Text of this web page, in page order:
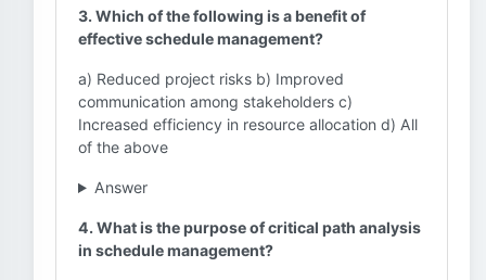
3. Which of the following is a benefit of
effective schedule management?
a) Reduced project risks b) Improved
communication among stakeholders c)
Increased efficiency in resource allocation d) All
of the above
Answer
4. What is the purpose of critical path analysis
in schedule management?